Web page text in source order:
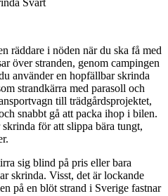
räddare i nöden när du ska få med
över stranden, genom campingen
använder en hopfällbar skrinda
strandkärra med parasoll och
till trädgårdsprojektet,
snabbt gå att packa ihop i bilen.
för att slippa bära tungt,
sig blind på pris eller bara
skrinda. Visst, det är lockande
på en blöt strand i Sverige fastnar